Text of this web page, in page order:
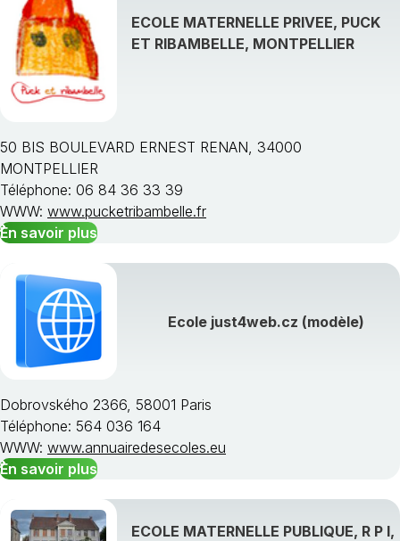
ECOLE MATERNELLE PRIVEE, PUCK
ET RIBAMBELLE, MONTPELLIER
50 BIS BOULEVARD ERNEST RENAN, 34000
MONTPELLIER
Téléphone: 06 84 36 33 39
WWW: www.pucketribambelle.fr
En savoir plus
Ecole just4web.cz (modèle)
Dobrovského 2366, 58001 Paris
Téléphone: 564 036 164
WWW: www.annuairedesecoles.eu
En savoir plus
ECOLE MATERNELLE PUBLIQUE, R P I,